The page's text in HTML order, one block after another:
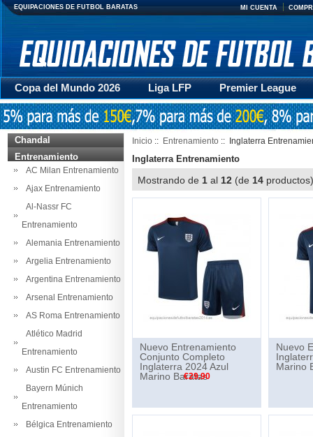
EQUIPACIONES DE FUTBOL BARATAS MI CUENTA
Copa del Mundo 2026 Liga LFP
Premier League
Mujer
Otras series Accesorios Entrenamiento
Chandal
Entrenamiento
AC Milan Entrenamiento
Ajax Entrenamiento
Al-Nassr FC
Entrenamiento
Alemania Entrenamiento
Argelia Entrenamiento
Argentina Entrenamiento
Arsenal Entrenamiento
AS Roma Entrenamiento
Atlético Madrid
Entrenamiento
Austin FC Entrenamiento
Bayern Múnich
Entrenamiento
Bélgica Entrenamiento
Inicio :: Entrenamiento :: Inglaterra
Inglaterra Entrenamiento
Mostrando de 1 al 12 (de 14
Nuevo Entrenamiento
Conjunto Completo
Inglaterra 2024 Azul
Marino Baratas
€29.90
Nuevo
Marino